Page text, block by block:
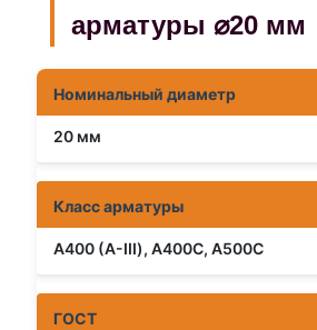
арматуры ⌀20 мм
Номинальный диаметр
20 мм
Класс арматуры
А400 (А-III), А400С, А500С
ГОСТ